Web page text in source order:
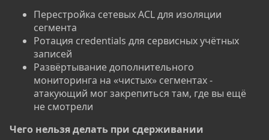
Перестройка сетевых ACL для изоляции
сегмента
Ротация credentials для сервисных учётных
записей
Развёртывание дополнительного
мониторинга на «чистых» сегментах -
атакующий мог закрепиться там, где вы ещё
не смотрели
Чего нельзя делать при сдерживании​